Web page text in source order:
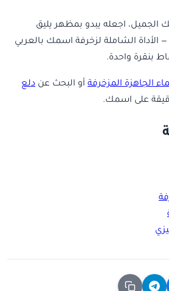
اجعله يبدو بمظهر يليق
— الأداة الشاملة لزخرفة اسمك بالعربي
بنقرة واحدة.
الجاهزة المزخرفة أو البحث عن دلع
على اسمك.